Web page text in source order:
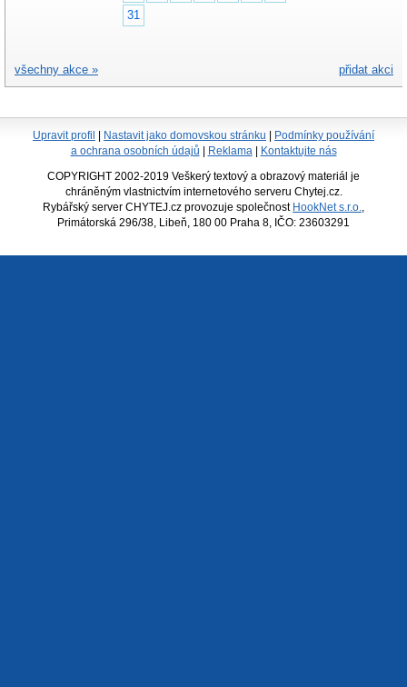
31
přidat akci
všechny akce »
Upravit profil Nastavit jako domovskou stránku
Podmínky používání
a ochrana osobních údajů
Reklama Kontaktujte nás
COPYRIGHT 2002-2019 Veškerý textový a obrazový materiál je
chráněným vlastnictvím internetového serveru Chytej.cz.
Rybářský server CHYTEJ.cz provozuje společnost HookNet s.r.o.
Primátorská 296/38, Libeň, 180 00 Praha 8, IČO: 23603291